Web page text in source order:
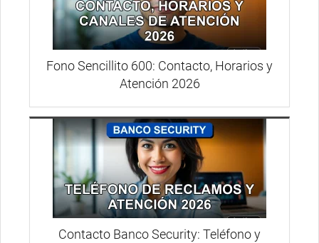
Fono Sencillito 600: Contacto, Horarios y
Atención 2026
Contacto Banco Security: Teléfono y